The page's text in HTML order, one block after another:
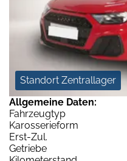
Standort Zentrallager
Allgemeine Daten:
Fahrzeugtyp
Karosserieform
Erst-Zul.
Getriebe